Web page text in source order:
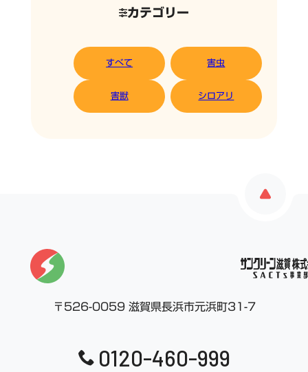
カテゴリー
すべて 害虫
害獣 シロアリ
〒526-0059 滋賀県長浜市元浜町31-7
0120-460-999